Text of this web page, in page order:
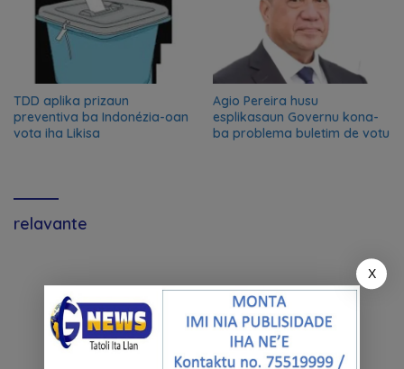
TDD aplika prizaun
preventiva ba Indonézia-oan
vota iha Likisa
Agio Pereira husu
esplikasaun Governu kona-
ba problema buletim de votu
relavante
X